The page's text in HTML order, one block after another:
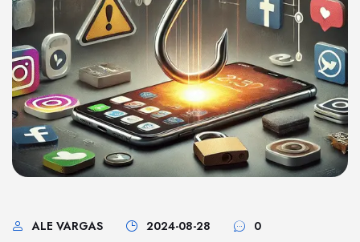
ALE VARGAS 2024-08-28 0